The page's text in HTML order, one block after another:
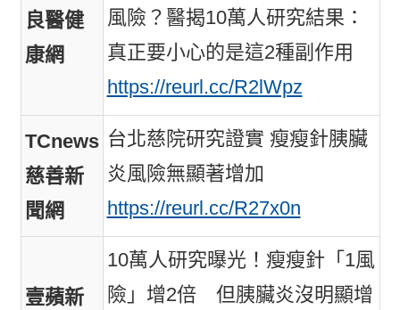
良醫健
康網
風險？醫揭10萬人研究結果：
真正要小心的是這2種副作用
https://reurl.cc/R2lWpz
TCnews
慈善新
聞網
台北慈院研究證實 瘦瘦針胰臟
炎風險無顯著增加
https://reurl.cc/R27x0n
壹蘋新
10萬人研究曝光！瘦瘦針「1風
險」增2倍 但胰臟炎沒明顯增